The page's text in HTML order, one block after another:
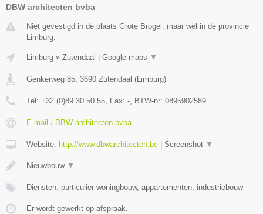
DBW architecten bvba
Niet gevestigd in de plaats Grote Brogel, maar wel in de provincie
Limburg.
Limburg » Zutendaal Google maps ▼
Genkerweg 85, 3690 Zutendaal (Limburg)
Tel: +32 (0)89 30 50 55, Fax: -, BTW-nr: 0895902589
E-mail › DBW architecten bvba
Website: http://www.dbwarchitecten.be Screenshot ▼
Nieuwbouw ▼
Diensten: particulier woningbouw, appartementen, industriebouw
Er wordt gewerkt op afspraak.